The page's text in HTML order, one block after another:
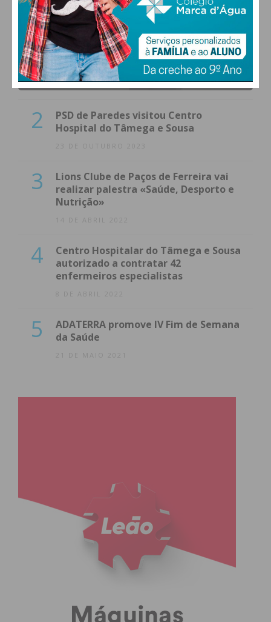
1
(VÍDEO) Carlos Alberto Silva vê
Unidade Local de Saúde como uma
oportunidade
23 DE NOVEMBRO 2023
2
PSD de Paredes visitou Centro
Hospital do Tâmega e Sousa
23 DE OUTUBRO 2023
3
Lions Clube de Paços de Ferreira vai
realizar palestra «Saúde, Desporto e
Nutrição»
14 DE ABRIL 2022
4
Centro Hospitalar do Tâmega e Sousa
autorizado a contratar 42
enfermeiros especialistas
8 DE ABRIL 2022
5
ADATERRA promove IV Fim de Semana
da Saúde
21 DE MAIO 2021